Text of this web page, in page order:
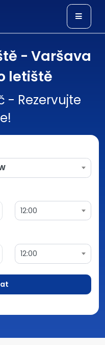
- Varšava
letiště
- Rezervujte
12:00
12:00